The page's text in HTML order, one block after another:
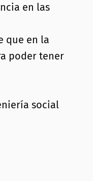
en las
que en la
poder tener
social